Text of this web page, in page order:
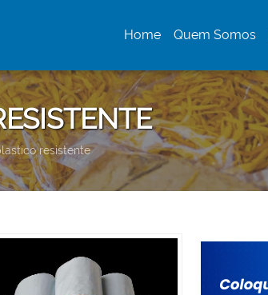
Home
(current)
Quem Somos
resistente